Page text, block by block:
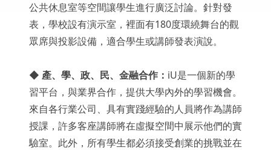
公共休息室等空間讓學生進行廣泛討論。針對發
表，學校設有演示室，裡面有180度環繞舞台的觀
眾席與投影設備，適合學生或講師發表演說。
◆ 產、學、政、民、金融合作： iU是一個新的學
習平台，與業界合作，提供大學內外的學習機會。
來自各行業公司、具有實踐經驗的人員將作為講師
授課，許多客座講師將在虛擬空間中展示他們的實
驗室。此外，所有學生都必須接受創業的挑戰並在